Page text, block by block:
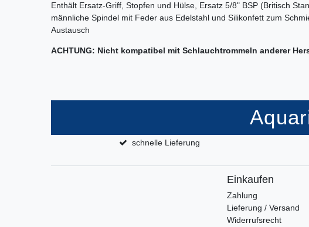
Enthält Ersatz-Griff, Stopfen und Hülse, Ersatz 5/8" BSP (Britisch
männliche Spindel mit Feder aus Edelstahl und Silikonfett zum
Austausch
ACHTUNG: Nicht kompatibel mit Schlauchtrommeln anderer
schnelle Lieferung
Einkaufen
Zahlung
Lieferung / Versand
Widerrufsrecht